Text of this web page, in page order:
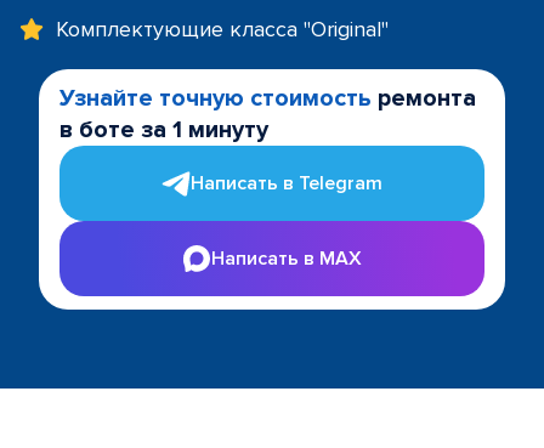
Комплектующие класса "Original"
Узнайте точную стоимость ремонта
в боте за 1 минуту
Написать в Telegram
Написать в MAX